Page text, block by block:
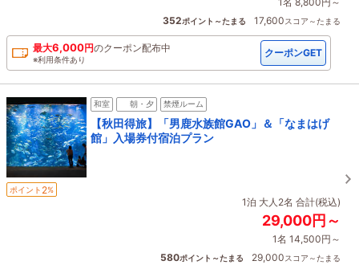
352ポイント～たまる 17,600スコア～たまる
最大6,000円のクーポン配布中
※利用条件あり
クーポンGET
和室 朝・夕 禁煙ルーム
【秋田得旅】「男鹿水族館GAO」＆「なまはげ
館」入場券付宿泊プラン
ポイント 2%
1泊 大人2名 合計(税込)
29,000円～
1名 14,500円～
580ポイント～たまる 29,000スコア～たまる